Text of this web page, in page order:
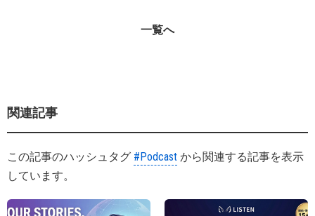
一覧へ
関連記事
この記事のハッシュタグ #Podcast から関連する記事を表示
しています。